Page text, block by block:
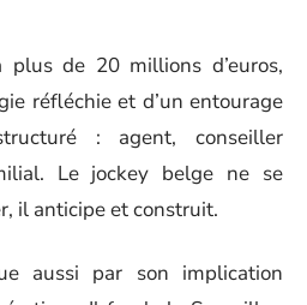
plus de 20 millions d’euros,
réfléchie et d’un entourage
: agent, conseiller
Le jockey belge ne se
il anticipe et construit.
aussi par son implication